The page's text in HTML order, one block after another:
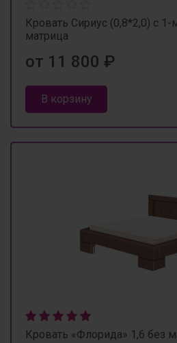
Кровать Сириус (0,8*2,0) с
матрица
от 11 800 ₽
В корзину
Кровать «Флорида» 1,6 без